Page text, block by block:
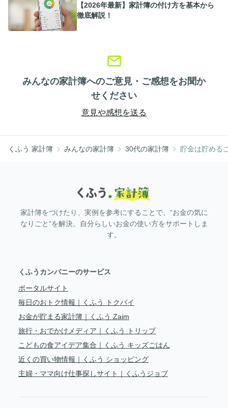
【2026年最新】家計簿の付け方を基本から
徹底解説！
みんなの家計簿へのご意見・ご感想をお聞か
せください
意見や感想を送る
くふう 家計簿 みんなの家計簿 30代の家計簿 貯金は貯める
家計簿をつけたり、実例を参考にすることで、“お金の気に
なりごと“を解決。自分らしいお金の使い方をサポートしま
す。
くふうカンパニーのサービス
ポータルサイト
毎日のおトク情報｜くふう トクバイ
お金が貯まる家計簿｜くふう Zaim
旅行・おでかけメディア｜くふう トリップ
こどもの食アイデア集合｜くふう キッズごはん
近くの買い物情報｜くふう ショッピング
主婦・ママ向け仕事探しサイト｜くふうジョブ